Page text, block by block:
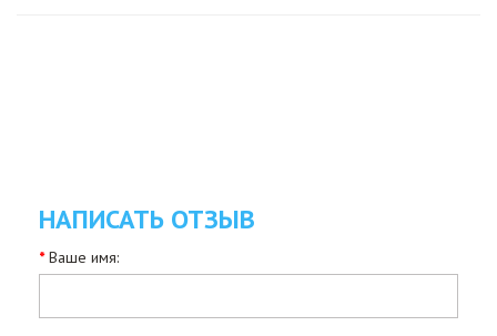
НАПИСАТЬ ОТЗЫВ
Ваше имя: